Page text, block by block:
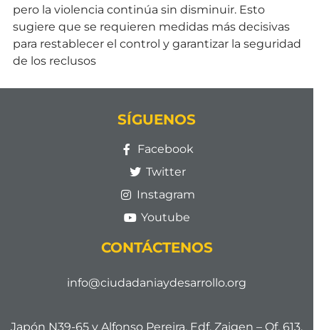
pero la violencia continúa sin disminuir. Esto
sugiere que se requieren medidas más decisivas
para restablecer el control y garantizar la seguridad
de los reclusos
SÍGUENOS
Facebook
Twitter
Instagram
Youtube
CONTÁCTENOS
info@ciudadaniaydesarrollo.org
Japón N39-65 y Alfonso Pereira. Edf. Zaigen – Of. 613.